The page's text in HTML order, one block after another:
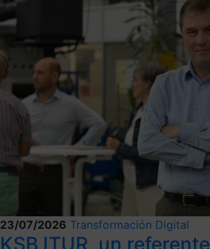
23/07/2026 Transformación Digital
KSB ITUR, un referente